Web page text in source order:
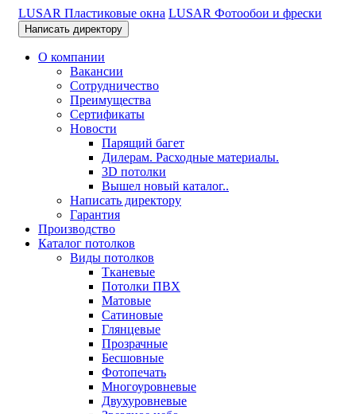
LUSAR Пластиковые окна LUSAR Фотообои и фрески
Написать директору
О компании
Вакансии
Сотрудничество
Преимущества
Сертификаты
Новости
Парящий багет
Дилерам. Расходные материалы.
3D потолки
Вышел новый каталог..
Написать директору
Гарантия
Производство
Каталог потолков
Виды потолков
Тканевые
Потолки ПВХ
Матовые
Сатиновые
Глянцевые
Прозрачные
Бесшовные
Фотопечать
Многоуровневые
Двухуровневые